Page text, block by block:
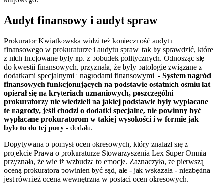
Audyt finansowy i audyt spraw
Prokurator Kwiatkowska widzi też konieczność audytu
finansowego w prokuraturze i audytu spraw, tak by sprawdzić, które
z nich inicjowane były np. z pobudek politycznych. Odnosząc się
do kwestii finansowych, przyznała, że były patologie związane z
dodatkami specjalnymi i nagrodami finansowymi. - System nagród
finansowych funkcjonujących na podstawie ostatnich ośmiu lat
opierał się na kryteriach uznaniowych, poszczególni
prokuratorzy nie wiedzieli na jakiej podstawie były wypłacane
te nagrody, jeśli chodzi o dodatki specjalne, nie powinny być
wypłacane prokuratorom w takiej wysokości i w formie jak
było to do tej pory - dodała.
Dopytywana o pomysł ocen okresowych, który znalazł się z
projekcie Prawa o prokuraturze Stowarzyszenia Lex Super Omnia
przyznała, że wie iż wzbudza to emocje. Zaznaczyła, że pierwszą
oceną prokuratora powinien być sąd, ale - jak wskazała - niezbędna
jest również ocena wewnętrzna w postaci ocen okresowych.